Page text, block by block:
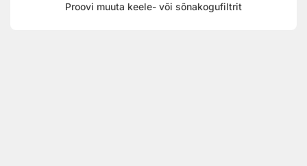
Proovi muuta keele- või sõnakogufiltrit